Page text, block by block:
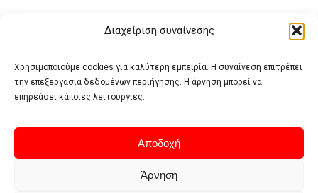
Διαχείριση συναίνεσης
Χρησιμοποιούμε cookies για καλύτερη εμπειρία. Η συναίνεση επιτρέπει
την επεξεργασία δεδομένων περιήγησης. Η άρνηση μπορεί να
επηρεάσει κάποιες λειτουργίες.
Αποδοχή
Άρνηση
Πολυτέλεια δεν είναι το αντίθετο της ανέχειας, είναι το αντίθετο της